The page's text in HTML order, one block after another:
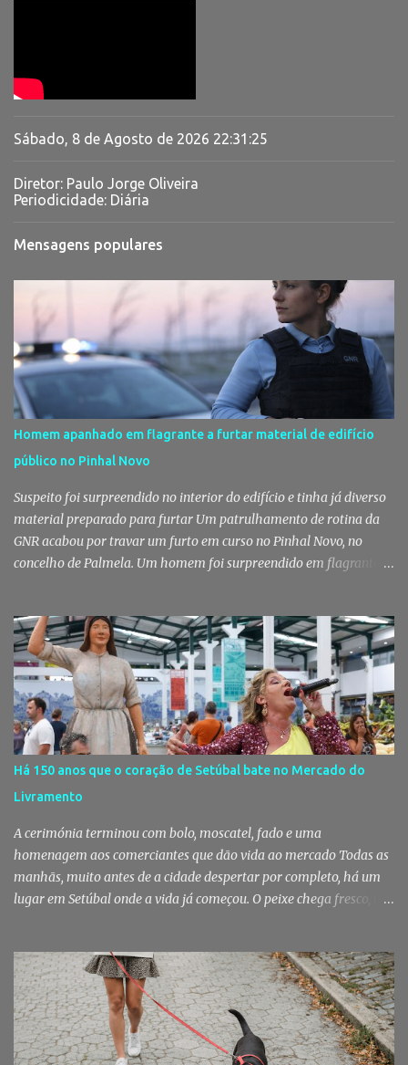
Sábado, 8 de Agosto de 2026 22:31:26
Diretor: Paulo Jorge Oliveira
Periodicidade: Diária
Mensagens populares
Homem apanhado em flagrante a furtar material de edifício
público no Pinhal Novo
Suspeito foi surpreendido no interior do edifício e tinha já diverso
material preparado para furtar Um patrulhamento de rotina da
GNR acabou por travar um furto em curso no Pinhal Novo, no
concelho de Palmela. Um homem foi surpreendido em flagrante
militares da Guarda. Patrulhamento da GNR termina com
detenção por furto A detenção ocorreu no dia 4 de Agosto, - mas
divulgada só nesta quinta-feira - numa ação desenvolvida pelo
Posto Territorial de Pinhal Novo. Segundo a GNR, "no âmbito de
uma ação de patrulhamento, os militares da Guarda detetaram
uma viatura estacionada num local referenciado pela prática de
furtos e pelo consumo de estupefacientes", circunstância que
motivou a realização de diligências policiais. Foi no decorrer
dessas ações que os militares localizaram um suspeito no interior
de um edifício público. Apanhado em flagrante De ...
Há 150 anos que o coração de Setúbal bate no Mercado do
Livramento
A cerimónia terminou com bolo, moscatel, fado e uma
homenagem aos comerciantes que dão vida ao mercado Todas as
manhãs, muito antes de a cidade despertar por completo, há um
lugar em Setúbal onde a vida já começou. O peixe chega fresco, os
fruta, das ervas e do pão acabado de cozer. Há 150 anos que esta
rotina se repete no Mercado do Livramento, um espaço que
continua a ser muito mais do que um mercado: é um dos maiores
símbolos da identidade setubalense. Mercado celebrou 150 anos
no último dia de Julho Foi considerado pela revista norte-